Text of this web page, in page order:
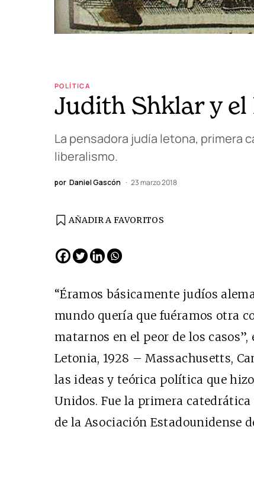
POLÍTICA
Judith Shklar y
La pensadora judía letona, primera
liberalismo.
por Daniel Gascón 23 marzo 2018
AÑADIR A FAVORITOS
“Éramos básicamente judíos
mundo quería que fuéramos otra
matarnos en el peor de los
Letonia, 1928 – Massachusetts,
las ideas y teórica política que
Unidos. Fue la primera
de la Asociación Estadounidense
Cine desde los
EDICIÓN MÉXICO